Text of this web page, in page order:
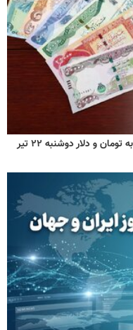
قیمت دینار عراق امروز + نرخ ارز اربعین دولتی به تومان و دلار دوشنبه ۲۲ تیر